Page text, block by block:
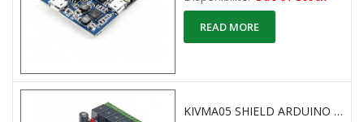
READ MORE
KIVMA05 SHIELD ARDUINO I/O